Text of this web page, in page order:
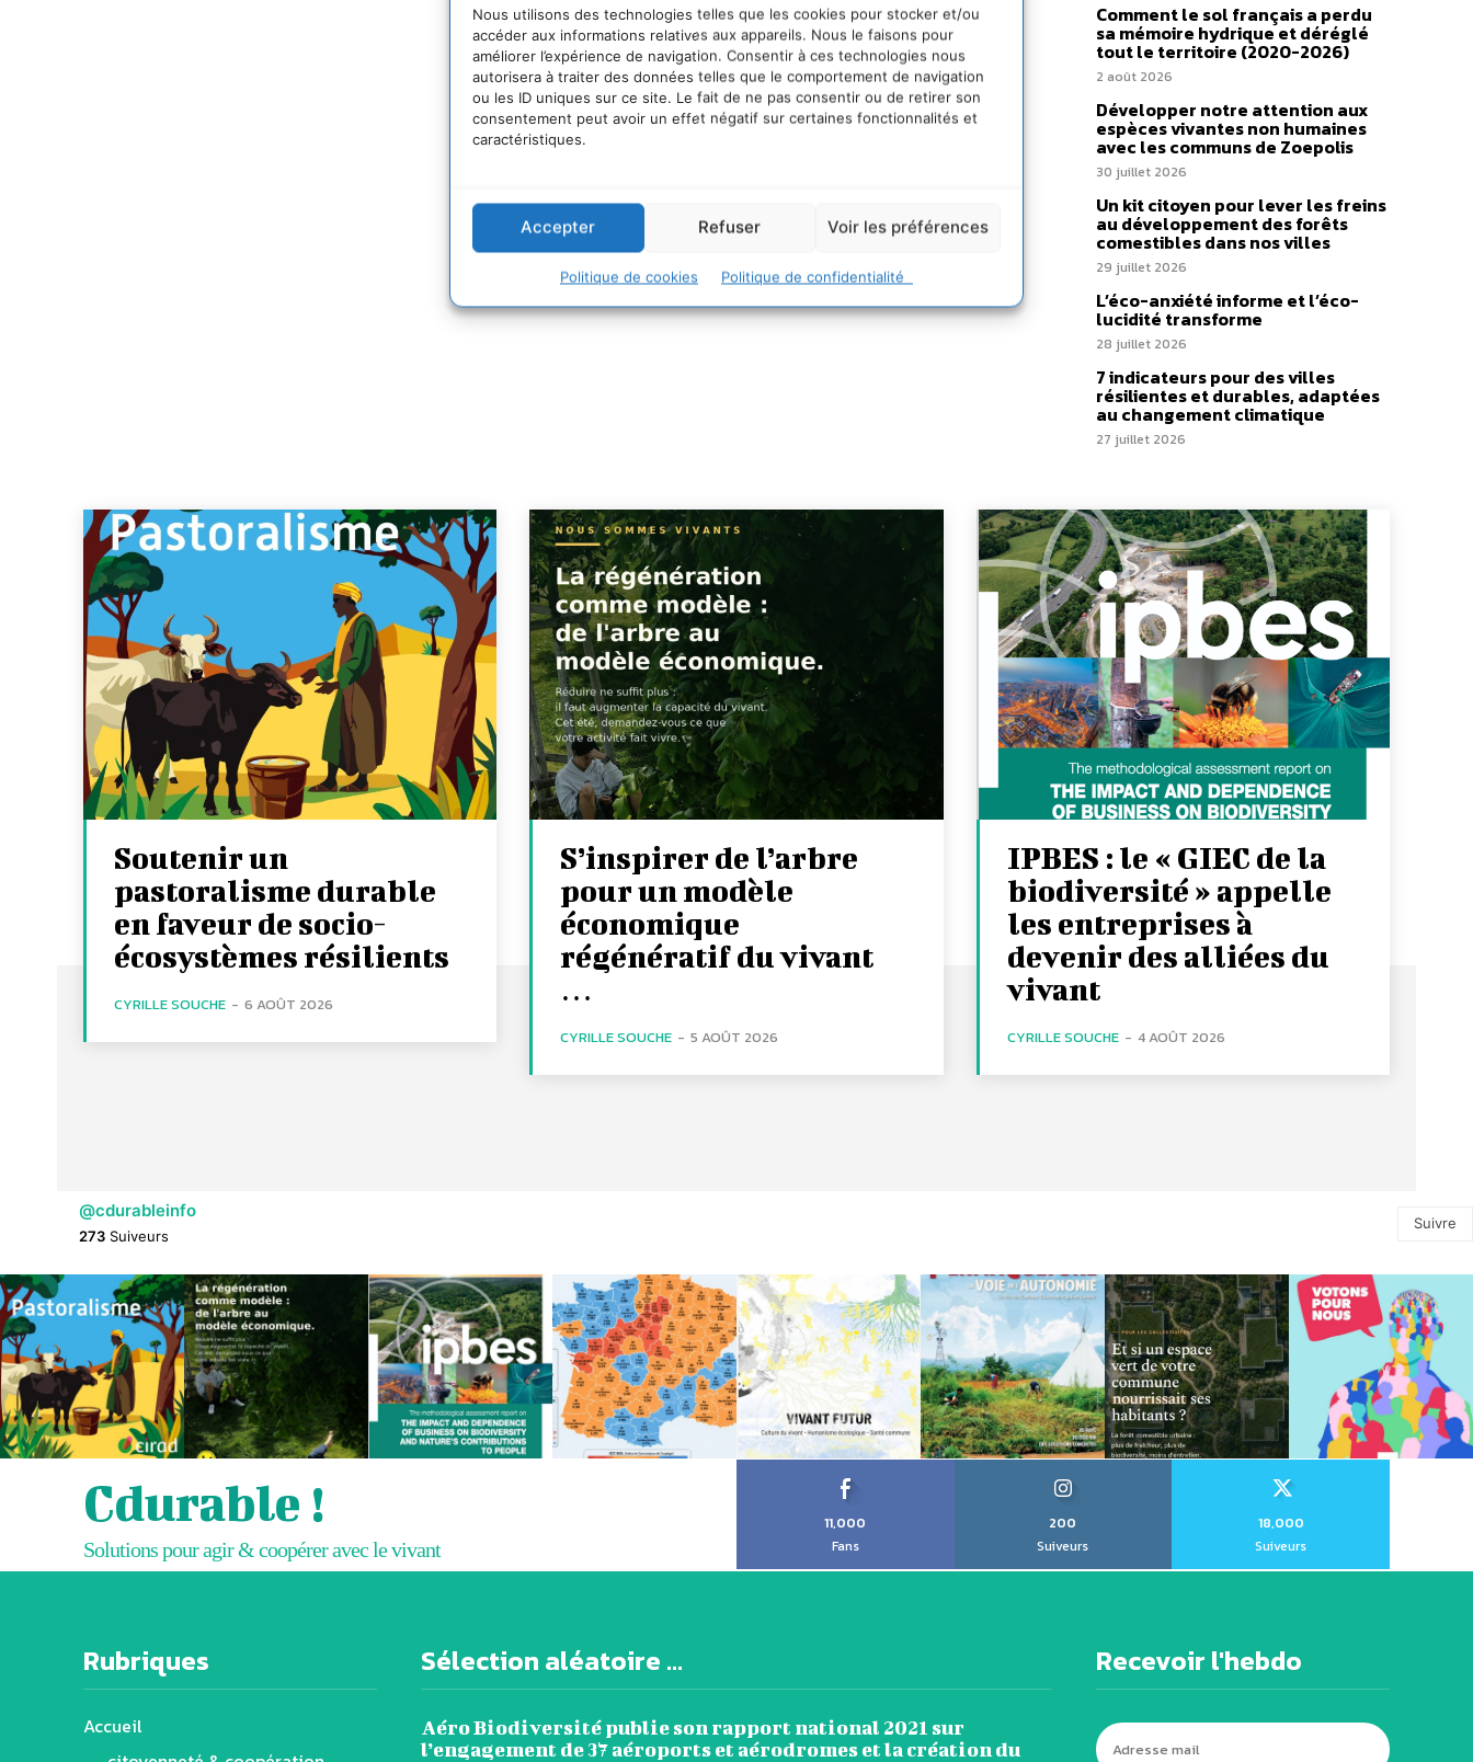
Nous utilisons des technologies telles que les cookies pour stocker et/ou
accéder aux informations relatives aux appareils. Nous le faisons pour
améliorer l’expérience de navigation. Consentir à ces technologies nous
autorisera à traiter des données telles que le comportement de navigation
ou les ID uniques sur ce site. Le fait de ne pas consentir ou de retirer son
consentement peut avoir un effet négatif sur certaines fonctionnalités et
caractéristiques.
Accepter Refuser Voir les préférences
Politique de cookies Politique de confidentialité
Comment le sol français a perdu
sa mémoire hydrique et déréglé
tout le territoire (2020-2026)
2 août 2026
Développer notre attention aux
espèces vivantes non humaines
avec les communs de Zoepolis
30 juillet 2026
Un kit citoyen pour lever les freins
au développement des forêts
comestibles dans nos villes
29 juillet 2026
L’éco-anxiété informe et l’éco-
lucidité transforme
28 juillet 2026
7 indicateurs pour des villes
résilientes et durables, adaptées
au changement climatique
27 juillet 2026
Soutenir un
pastoralisme durable
en faveur de socio-
écosystèmes résilients
CYRILLE SOUCHE - 6 AOÛT 2026
S’inspirer de l’arbre
pour un modèle
économique
régénératif du vivant
…
CYRILLE SOUCHE - 5 AOÛT 2026
IPBES : le « GIEC de la
biodiversité » appelle
les entreprises à
devenir des alliées du
vivant
CYRILLE SOUCHE - 4 AOÛT 2026
@cdurableinfo
273 Suiveurs
Suivre
Cdurable !
Solutions pour agir & coopérer avec le vivant
11,000
Fans
200
Suiveurs
18,000
Suiveurs
Rubriques
Accueil
Sélection aléatoire ...
Aéro Biodiversité publie son rapport national 2021 sur
l’engagement de 37 aéroports et aérodromes et la création du
Recevoir l'hebdo